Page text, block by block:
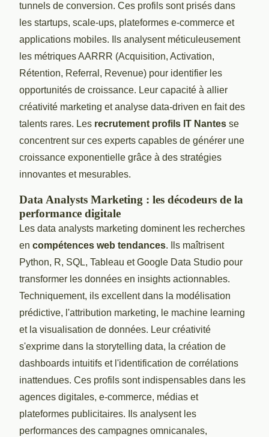
tunnels de conversion. Ces profils sont prisés dans
les startups, scale-ups, plateformes e-commerce et
applications mobiles. Ils analysent méticuleusement
les métriques AARRR (Acquisition, Activation,
Rétention, Referral, Revenue) pour identifier les
opportunités de croissance. Leur capacité à allier
créativité marketing et analyse data-driven en fait des
talents rares. Les recrutement profils IT Nantes se
concentrent sur ces experts capables de générer une
croissance exponentielle grâce à des stratégies
innovantes et mesurables.
Data Analysts Marketing : les décodeurs de la
performance digitale
Les data analysts marketing dominent les recherches
en compétences web tendances. Ils maîtrisent
Python, R, SQL, Tableau et Google Data Studio pour
transformer les données en insights actionnables.
Techniquement, ils excellent dans la modélisation
prédictive, l'attribution marketing, le machine learning
et la visualisation de données. Leur créativité
s'exprime dans la storytelling data, la création de
dashboards intuitifs et l'identification de corrélations
inattendues. Ces profils sont indispensables dans les
agences digitales, e-commerce, médias et
plateformes publicitaires. Ils analysent les
performances des campagnes omnicanales,